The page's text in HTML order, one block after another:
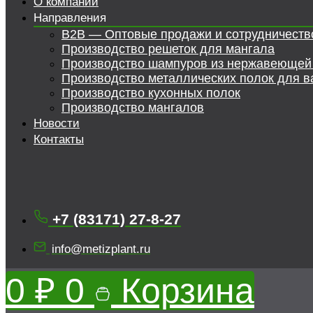
Направления
B2B — Оптовые продажи и
Производство решеток для мангала
Производство шампуров из нержавеющей
Производство металлических полок для
Производство кухонных полок
Производство мангалов
Новости
Контакты
+7 (83171) 27-8-27
info@metizplant.ru
0 ₽ 0 Корзина